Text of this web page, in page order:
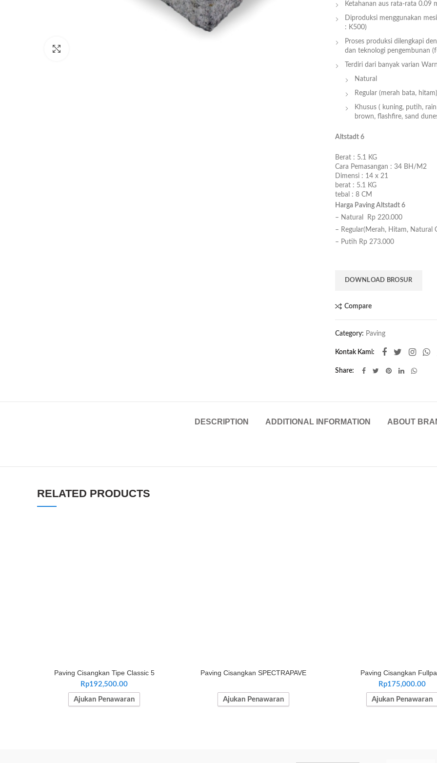
Ketahanan aus rata-rata 0.09
Diproduksi menggunakan
: K500)
Proses produksi dilengkapi
dan teknologi pengembunan
Terdiri dari banyak varian
Natural
Regular (merah bata, hitam)
Khusus ( kuning, putih,
brown, flashfire, sand
Altstadt 6
Berat : 5.1 KG
Cara Pemasangan : 34 BH/M2
Dimensi : 14 x 21
berat : 5.1 KG
tebal : 8 CM
Harga Paving Altstadt 6
– Natural Rp 220.000
– Regular(Merah, Hitam, Natural
– Putih Rp 273.000
DOWNLOAD BROSUR
Compare
Category: Paving
Kontak Kami:
Share
DESCRIPTION ADDITIONAL INFORMATION ABOUT
RELATED PRODUCTS
Paving Cisangkan Tipe Classic 5
Rp192,500.00
Ajukan Penawaran
Paving Cisangkan SPECTRAPAVE
Ajukan Penawaran
Paving Cisangkan
Rp175,000.00
Ajukan Penawaran